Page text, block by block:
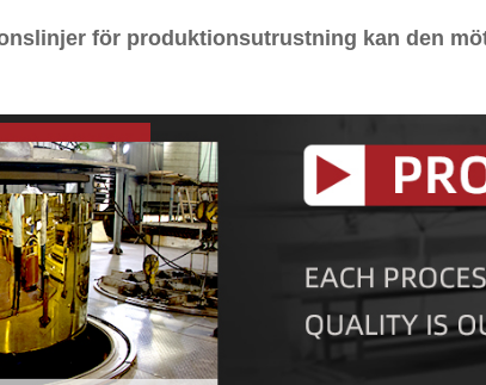
för produktionsutrustning kan den